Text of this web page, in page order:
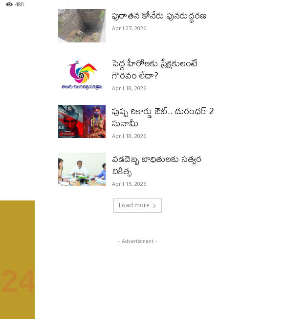
480
పురాత‌న కోనేరు పున‌రుద్ధ‌ర‌ణ
April 27, 2026
పెద్ద హీరోల‌కు ప్రేక్ష‌కులంటే
గౌర‌వం లేదా?
April 18, 2026
పుష్ప రికార్డు ఔట్‌.. దురంధ‌ర్ 2
సునామీ
April 18, 2026
వడదెబ్బ బాధితులకు సత్వర
చికిత్స
April 15, 2026
Load more
- Advertisment -